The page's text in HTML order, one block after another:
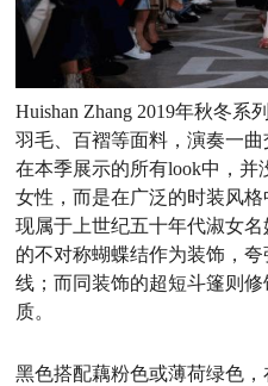
Huishan Zhang 2019年秋冬系
羽毛、百褶等面料，演奏一曲
在本季展示的所有look中，
女性，而是在广泛的时装风
现属于上世纪五十年代淑女
的不对称蝴蝶结作为装饰，
线；而同装饰的超短斗篷则
质。
黑色搭配藕粉色或薄荷绿色